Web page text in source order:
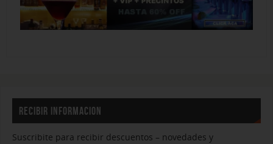
RECIBIR INFORMACION
Suscribite para recibir descuentos – novedades y